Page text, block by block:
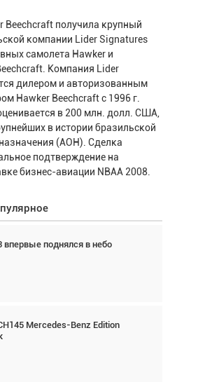
Beechcraft получила крупный
компании Lider Signatures
самолета Hawker и
Компания Lider
дилером и авторизованным
Hawker Beechcraft с 1996 г.
в 200 млн. долл. США,
в истории бразильской
(АОН). Сделка
подтверждение на
бизнес-авиации NBAA 2008.
впервые поднялся в небо
Mercedes-Benz Edition
тандем вертолётов и БПЛА в
Дэйв Кох: «Фотография
а ИИ всё портит»